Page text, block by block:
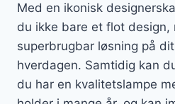
Med en ikonisk
du ikke bare et flot design,
superbrugbar løsning på
hverdagen. Samtidig kan
du har en kvalitetslampe